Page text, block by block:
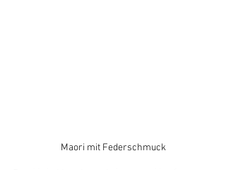
Maori mit Federschmuck